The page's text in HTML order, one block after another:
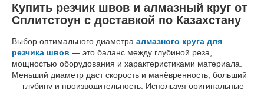
Купить резчик швов и алмазный круг от
Сплитстоун с доставкой по Казахстану
Выбор оптимального диаметра алмазного круга для
резчика швов — это баланс между глубиной реза,
мощностью оборудования и характеристиками материала.
Меньший диаметр даст скорость и манёвренность, больший
— глубину и производительность. Используя оригинальные